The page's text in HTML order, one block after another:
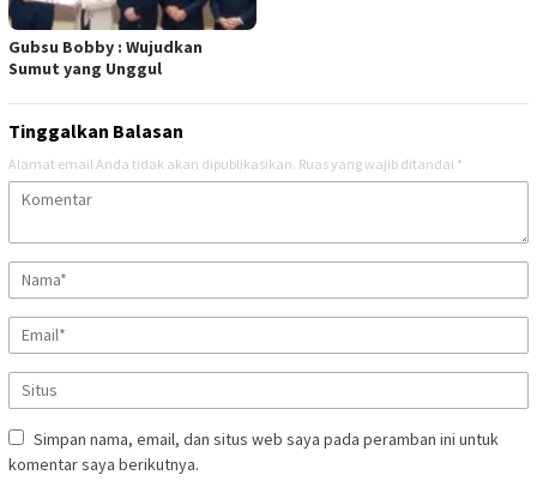
Gubsu Bobby : Wujudkan
Sumut yang Unggul
Tinggalkan Balasan
Alamat email Anda tidak akan dipublikasikan. Ruas yang wajib ditandai *
Simpan nama, email, dan situs web saya pada peramban ini untuk
komentar saya berikutnya.